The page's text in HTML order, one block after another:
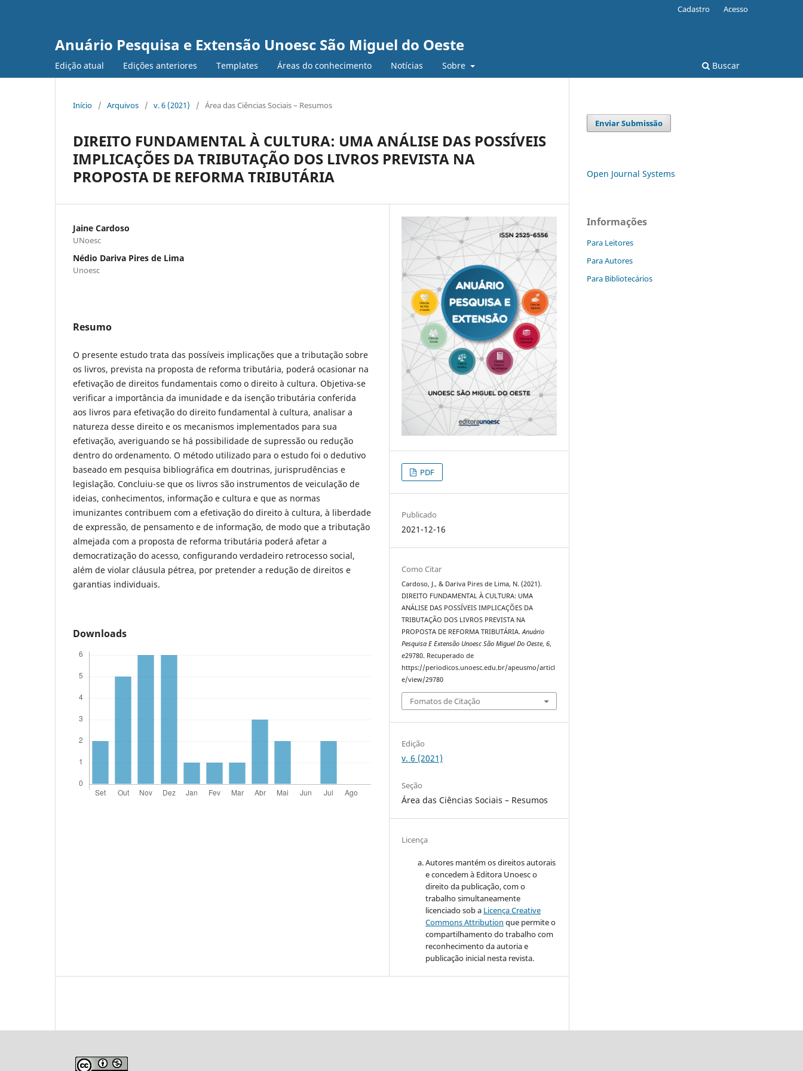
Anuário Pesquisa e Extensão Unoesc São Miguel do Oeste
Edição atual Edições anteriores Templates Áreas do conhecimento Notícias Sobre Buscar
Cadastro Acesso
Início / Arquivos / v. 6 (2021) / Área das Ciências Sociais – Resumos
DIREITO FUNDAMENTAL À CULTURA: UMA ANÁLISE DAS POSSÍVEIS
IMPLICAÇÕES DA TRIBUTAÇÃO DOS LIVROS PREVISTA NA
PROPOSTA DE REFORMA TRIBUTÁRIA
Jaine Cardoso
UNoesc
Nédio Dariva Pires de Lima
Unoesc
Resumo
O presente estudo trata das possíveis implicações que a tributação sobre
os livros, prevista na proposta de reforma tributária, poderá ocasionar na
efetivação de direitos fundamentais como o direito à cultura. Objetiva-se
verificar a importância da imunidade e da isenção tributária conferida
aos livros para efetivação do direito fundamental à cultura, analisar a
natureza desse direito e os mecanismos implementados para sua
efetivação, averiguando se há possibilidade de supressão ou redução
dentro do ordenamento. O método utilizado para o estudo foi o dedutivo
baseado em pesquisa bibliográfica em doutrinas, jurisprudências e
legislação. Concluiu-se que os livros são instrumentos de veiculação de
ideias, conhecimentos, informação e cultura e que as normas
imunizantes contribuem com a efetivação do direito à cultura, à liberdade
de expressão, de pensamento e de informação, de modo que a tributação
almejada com a proposta de reforma tributária poderá afetar a
democratização do acesso, configurando verdadeiro retrocesso social,
além de violar cláusula pétrea, por pretender a redução de direitos e
garantias individuais.
Downloads
PDF
Publicado
2021-12-16
Como Citar
Cardoso, J., & Dariva Pires de Lima, N. (2021).
DIREITO FUNDAMENTAL À CULTURA: UMA
ANÁLISE DAS POSSÍVEIS IMPLICAÇÕES DA
TRIBUTAÇÃO DOS LIVROS PREVISTA NA
PROPOSTA DE REFORMA TRIBUTÁRIA.Anuário
Pesquisa E Extensão Unoesc São Miguel Do Oeste,6,
e29780. Recuperado de
https://periodicos.unoesc.edu.br/apeusmo/articl
e/view/29780
Fomatos de Citação
Edição
v. 6 (2021)
Seção
Área das Ciências Sociais – Resumos
Licença
Autores mantém os direitos autorais
e concedem à Editora Unoesc o
direito da publicação, com o
trabalho simultaneamente
licenciado sob a Licença Creative
Commons Attribution que permite o
compartilhamento do trabalho com
reconhecimento da autoria e
publicação inicial nesta revista.
Enviar Submissão
Open Journal Systems
Informações
Para Leitores
Para Autores
Para Bibliotecários